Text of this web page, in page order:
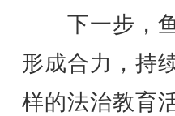
下一步，鱼
形成合力，持
样的法治教育